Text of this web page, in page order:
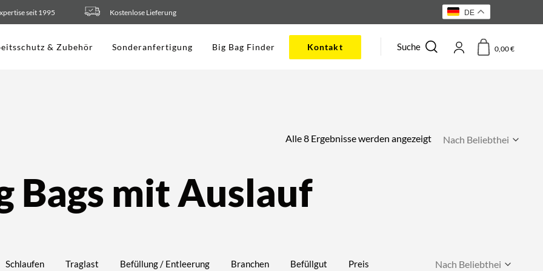
seit 1995 Kostenlose Lieferung DE
& Zubehör Sonderanfertigung Big Bag Finder Kontakt Suche 0,00€
Alle 8 Ergebnisse werden angezeigtNach
Bags mit Auslauf
Schlaufen Traglast Befüllung / Entleerung Branchen Befüllgut Preis